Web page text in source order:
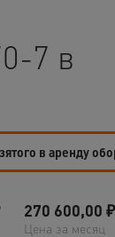
7 в
в аренду
270 600,00 ₽
Цена за месяц